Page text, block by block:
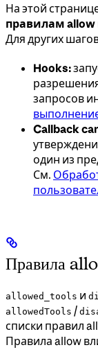
На этой
правилам allow
Для других
Hooks:
запросов
Callback
один из
См.
Правила
allowed_tools и
allowedTools /
списки правил
Правила allow